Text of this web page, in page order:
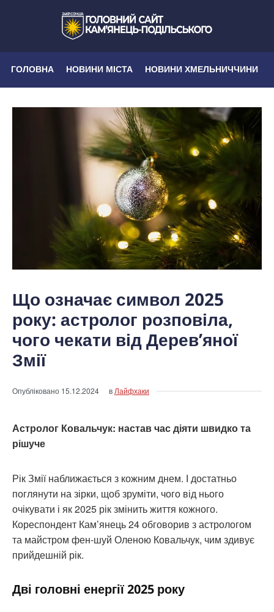
ГОЛОВНА НОВИНИ МІСТА НОВИНИ ХМЕЛЬНИЧЧИНИ
Що означає символ 2025
року: астролог розповіла,
чого чекати від Дерев’яної
Змії
Опубліковано 15.12.2024 в Лайфхаки
Астролог Ковальчук: настав час діяти швидко та
рішуче
Рік Змії наближається з кожним днем. І достатньо
поглянути на зірки, щоб зруміти, чого від нього
очікувати і як 2025 рік змінить життя кожного.
Кореспондент Кам’янець 24 обговорив з астрологом
та майстром фен-шуй Оленою Ковальчук, чим здивує
прийдешній рік.
Дві головні енергії 2025 року